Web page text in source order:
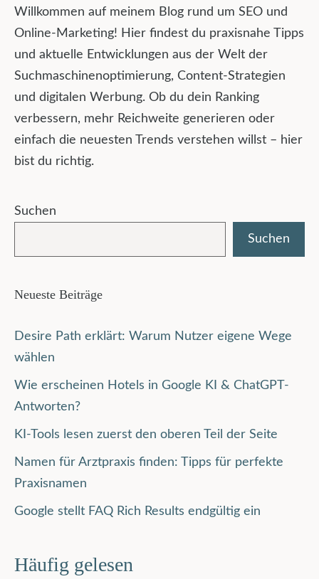
Willkommen auf meinem Blog rund um SEO und
Online-Marketing! Hier findest du praxisnahe Tipps
und aktuelle Entwicklungen aus der Welt der
Suchmaschinenoptimierung, Content-Strategien
und digitalen Werbung. Ob du dein Ranking
verbessern, mehr Reichweite generieren oder
einfach die neuesten Trends verstehen willst – hier
bist du richtig.
Suchen
Suchen
Neueste Beiträge
Desire Path erklärt: Warum Nutzer eigene Wege
wählen
Wie erscheinen Hotels in Google KI & ChatGPT-
Antworten?
KI-Tools lesen zuerst den oberen Teil der Seite
Namen für Arztpraxis finden: Tipps für perfekte
Praxisnamen
Google stellt FAQ Rich Results endgültig ein
Häufig gelesen